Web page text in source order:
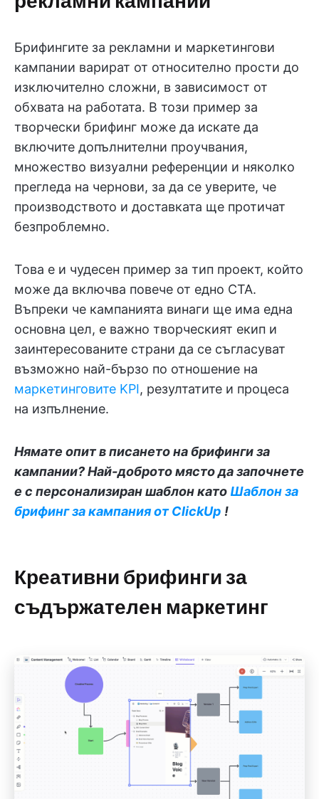
Брифингите за рекламни и маркетингови
кампании варират от относително прости до
изключително сложни, в зависимост от
обхвата на работата. В този пример за
творчески брифинг може да искате да
включите допълнителни проучвания,
множество визуални референции и няколко
прегледа на чернови, за да се уверите, че
производството и доставката ще протичат
безпроблемно.
Това е и чудесен пример за тип проект, който
може да включва повече от едно CTA.
Въпреки че кампанията винаги ще има една
основна цел, е важно творческият екип и
заинтересованите страни да се съгласуват
възможно най-бързо по отношение на
маркетинговите KPI, резултатите и процеса
на изпълнение.
Нямате опит в писането на брифинги за
кампании? Най-доброто място да започнете
е с персонализиран шаблон като Шаблон за
брифинг за кампания от ClickUp !
Креативни брифинги за
съдържателен маркетинг